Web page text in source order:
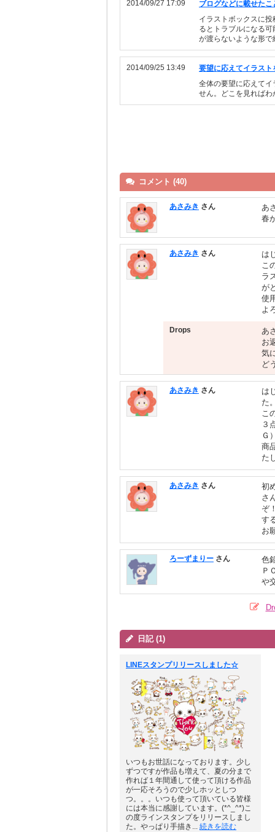
2014/09/27 17:09
ブログなどに載せた
イラストボックスに
るとトラブルになる
が渡らないような形
2014/09/25 13:49
要望に応えてイラスト
全体の要望に応えて
せん。どこを見ればわ
コメント (40)
あさみき さん
あ
春
あさみき さん
は
こ
ラ
が
使
よ
Drops
あ
お
気
ど
あさみき さん
は
た
こ
３
Ｇ
商
た
あさみき さん
初
さ
ぞ
す
お
ろーずまりー さん
色
Ｐ
や
日記 (1)
LINEスタンプリリースしました☆
いつもお世話になっております。少し
ずつですが作品も増えて、夏の分まで
作れば１年間通して使って頂ける作品
が一応そろうので少しホッとしつ
つ。。。いつも使って頂いている皆様
には本当に感謝しています。(*^_^*)こ
の度ラインスタンプをリリースしまし
た。やっぱり手描き... 続きを読む